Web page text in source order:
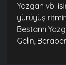
Yazgan vb.
yürüyüş
Bestami
Gelin,